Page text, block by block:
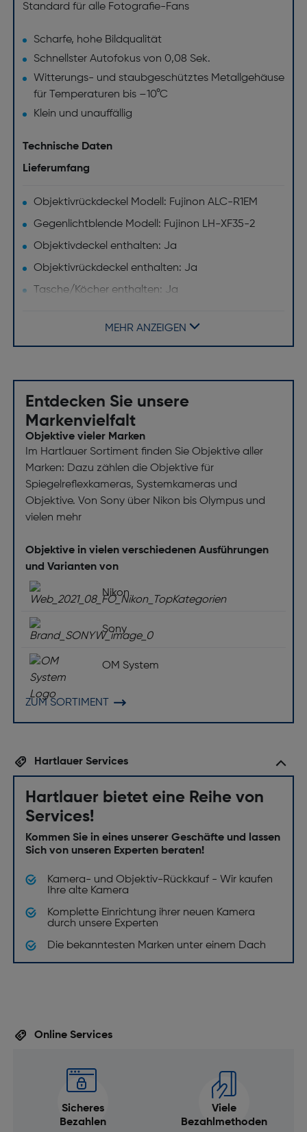
Standard für alle Fotografie-Fans
Scharfe, hohe Bildqualität
Schnellster Autofokus von 0,08 Sek.
Witterungs- und staubgeschütztes Metallgehäuse
für Temperaturen bis –10°C
Klein und unauffällig
Technische Daten
Lieferumfang
Objektivrückdeckel Modell: Fujinon ALC-R1EM
Gegenlichtblende Modell: Fujinon LH-XF35-2
Objektivdeckel enthalten: Ja
Objektivrückdeckel enthalten: Ja
Tasche/Köcher enthalten: Ja
Objektivtyp: Standardobjektiv
Minimale Blendenzahl: 16
Blendenlamellen: 9
Naheinstellgrenze [m]: 0.35
Maximale Blendenzahl: 2,0
Kameralinse entspricht 35 mm [mm]: 53
Bildstabilisator: Nein
Feste Brennweite [mm]: 35
Anzahl der aspärischen Linsen: 2
Komponente für: Spiegellose Systemkamera
Innenfokussierung (IF): Ja
Blendenbereich (F-F): 2,0-16
Fokuseinstellung: Auto/Manuell
Objektivanschluss: Fujifilm XF
Design
Produktfarbe: Silber
Befestigungstyp: Bajonett
Spritzwasserschutz: Ja
Staubschutz: Ja
Leistungen
Filtergröße [mm]: 43
MEHR ANZEIGEN
Entdecken Sie unsere
Markenvielfalt
Objektive vieler Marken
Im Hartlauer Sortiment finden Sie Objektive aller
Marken: Dazu zählen die Objektive für
Spiegelreflexkameras, Systemkameras und
Objektive. Von Sony über Nikon bis Olympus und
vielen mehr
Objektive in vielen verschiedenen Ausführungen
und Varianten von
Nikon
Sony
OM System
ZUM SORTIMENT
Hartlauer Services
Hartlauer bietet eine Reihe von
Services!
Kommen Sie in eines unserer Geschäfte und lassen
Sich von unseren Experten beraten!
Kamera- und Objektiv-Rückkauf - Wir kaufen
Ihre alte Kamera
Komplette Einrichtung ihrer neuen Kamera
durch unsere Experten
Die bekanntesten Marken unter einem Dach
Online Services
Sicheres
Bezahlen
Viele
Bezahlmethoden